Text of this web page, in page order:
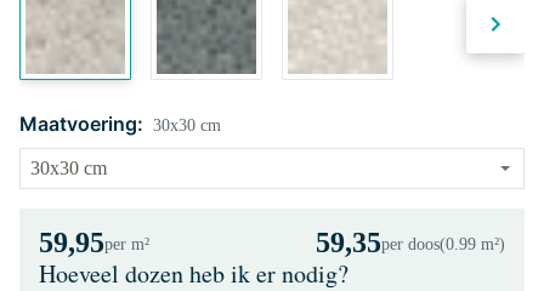
Maatvoering: 30x30 cm
59,95per m² 59,35per doos(0.99 m²)
Hoeveel dozen heb ik er nodig?